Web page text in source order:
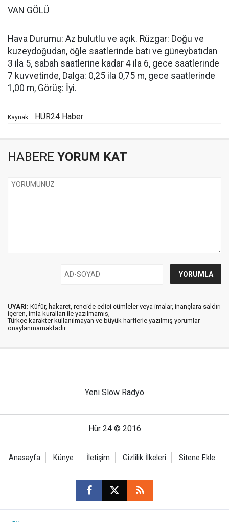
VAN GÖLÜ
Hava Durumu: Az bulutlu ve açık. Rüzgar: Doğu ve
kuzeydoğudan, öğle saatlerinde batı ve güneybatıdan
3 ila 5, sabah saatlerine kadar 4 ila 6, gece saatlerinde
7 kuvvetinde, Dalga: 0,25 ila 0,75 m, gece saatlerinde
1,00 m, Görüş: İyi.
Kaynak: HÜR24 Haber
HABERE YORUM KAT
UYARI: Küfür, hakaret, rencide edici cümleler veya imalar, inançlara saldırı
içeren, imla kuralları ile yazılmamış,
Türkçe karakter kullanılmayan ve büyük harflerle yazılmış yorumlar
onaylanmamaktadır.
Yeni Slow Radyo
Hür 24 © 2016
Anasayfa Künye İletişim Gizlilik İlkeleri Sitene Ekle